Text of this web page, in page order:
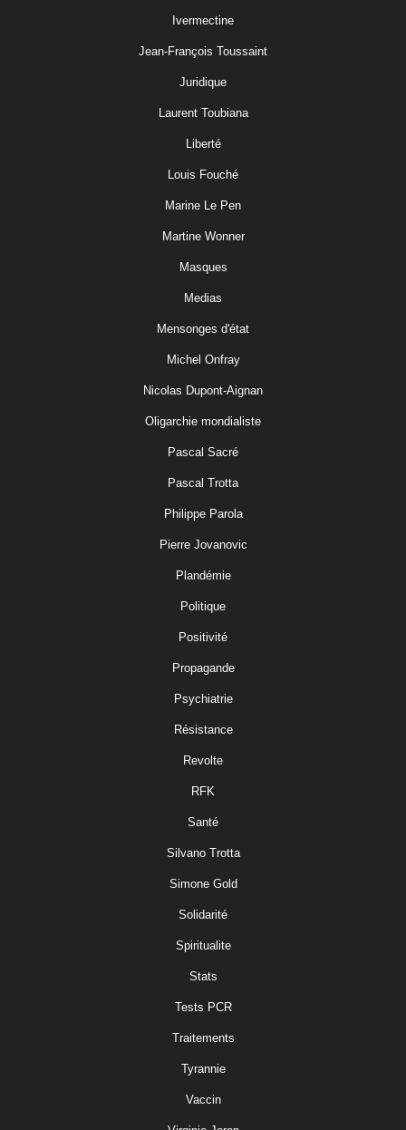
Ivermectine
Jean-François Toussaint
Juridique
Laurent Toubiana
Liberté
Louis Fouché
Marine Le Pen
Martine Wonner
Masques
Medias
Mensonges d'état
Michel Onfray
Nicolas Dupont-Aignan
Oligarchie mondialiste
Pascal Sacré
Pascal Trotta
Philippe Parola
Pierre Jovanovic
Plandémie
Politique
Positivité
Propagande
Psychiatrie
Résistance
Revolte
RFK
Santé
Silvano Trotta
Simone Gold
Solidarité
Spiritualite
Stats
Tests PCR
Traitements
Tyrannie
Vaccin